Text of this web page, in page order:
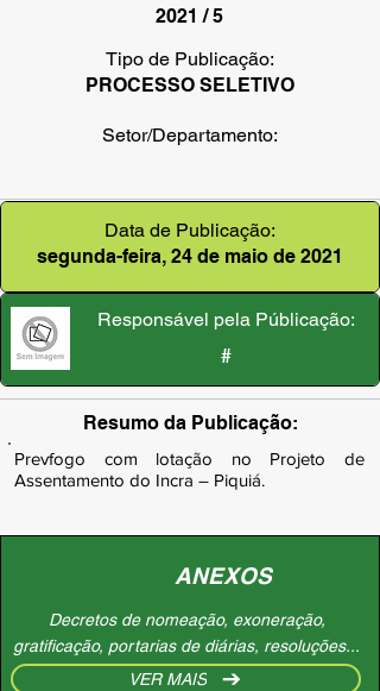
2021 / 5
Tipo de Publicação:
PROCESSO SELETIVO
Setor/Departamento:
Data de Publicação:
segunda-feira, 24 de maio de 2021
Responsável pela Públicação:
#
Resumo da Publicação:
Prevfogo com lotação no Projeto de
Assentamento do Incra – Piquiá.
ANEXOS
Decretos de nomeação, exoneração,
gratificação, portarias de diárias, resoluções...
VER MAIS